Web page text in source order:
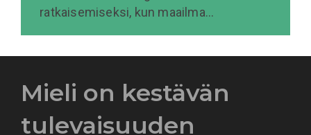
ratkaisemiseksi, kun maailma…
Mieli on kestävän
tulevaisuuden